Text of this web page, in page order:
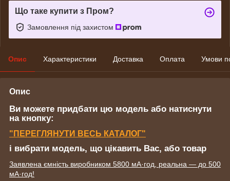
Що таке купити з Пром?
Замовлення під захистом
Опис Характеристики Доставка Оплата Умови
Опис
Ви можете придбати цю модель або натиснути
на кнопку:
"ПЕРЕГЛЯНУТИ ВЕСЬ КАТАЛОГ"
і вибрати модель, що цікавить Вас, або товар
Заявлена ємність виробником 5800 мА·год, реальна — до 500
мА·год!